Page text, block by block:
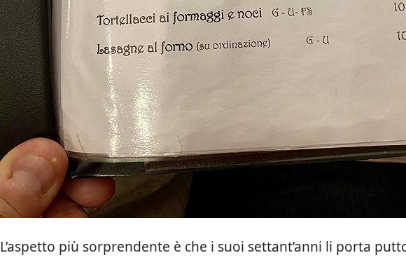
L’aspetto più sorprendente è che i suoi settant’anni li porta